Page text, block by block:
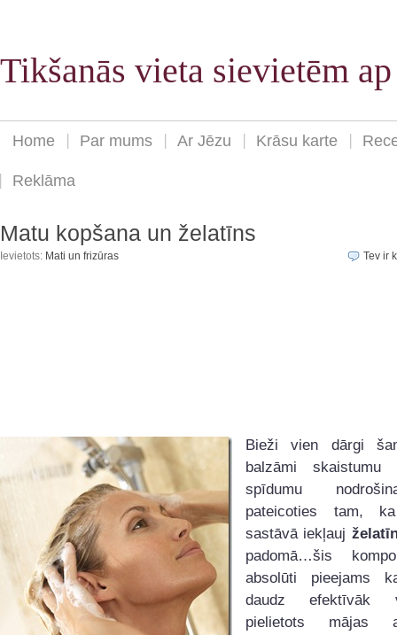
Tikšanās vieta sievietēm
Home Par mums Ar Jēzu Krāsu karte
Reklāma
Matu kopšana un želatīns
Ievietots: Mati un frizūras Tev ir
Bieži vien dārgi
balzāmi skaistumu
spīdumu
pateicoties tam,
sastāvā iekļauj
padomā…šis
absolūti pieejams
daudz efektīvāk
pielietots mājas